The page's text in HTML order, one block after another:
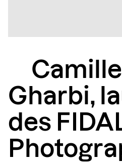
Camille
Gharbi,
des